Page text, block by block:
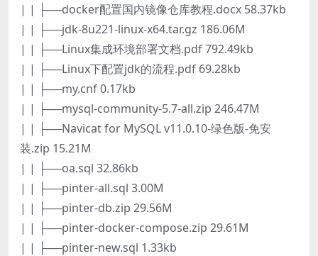
| | ├──docker配置国内镜像仓库教程.docx 58.37kb
| | ├──jdk-8u221-linux-x64.tar.gz 186.06M
| | ├──Linux集成环境部署文档.pdf 792.49kb
| | ├──Linux下配置jdk的流程.pdf 69.28kb
| | ├──my.cnf 0.17kb
| | ├──mysql-community-5.7-all.zip 246.47M
| | ├──Navicat for MySQL v11.0.10-绿色版-免安
装.zip 15.21M
| | ├──oa.sql 32.86kb
| | ├──pinter-all.sql 3.00M
| | ├──pinter-db.zip 29.56M
| | ├──pinter-docker-compose.zip 29.61M
| | ├──pinter-new.sql 1.33kb